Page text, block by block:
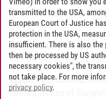
Dozent/in: Anthony
Termin:
wöchentlich | Mittwoch |
- 31.01.2025 | C 5.325
Inhalt:Post-colonial
consequences of
transmitted to the USA,
European Court of Justice
protection in the USA,
insufficient. There is also
then be processed by US
necessary cookies", the
not take place. For more
privacy policy.